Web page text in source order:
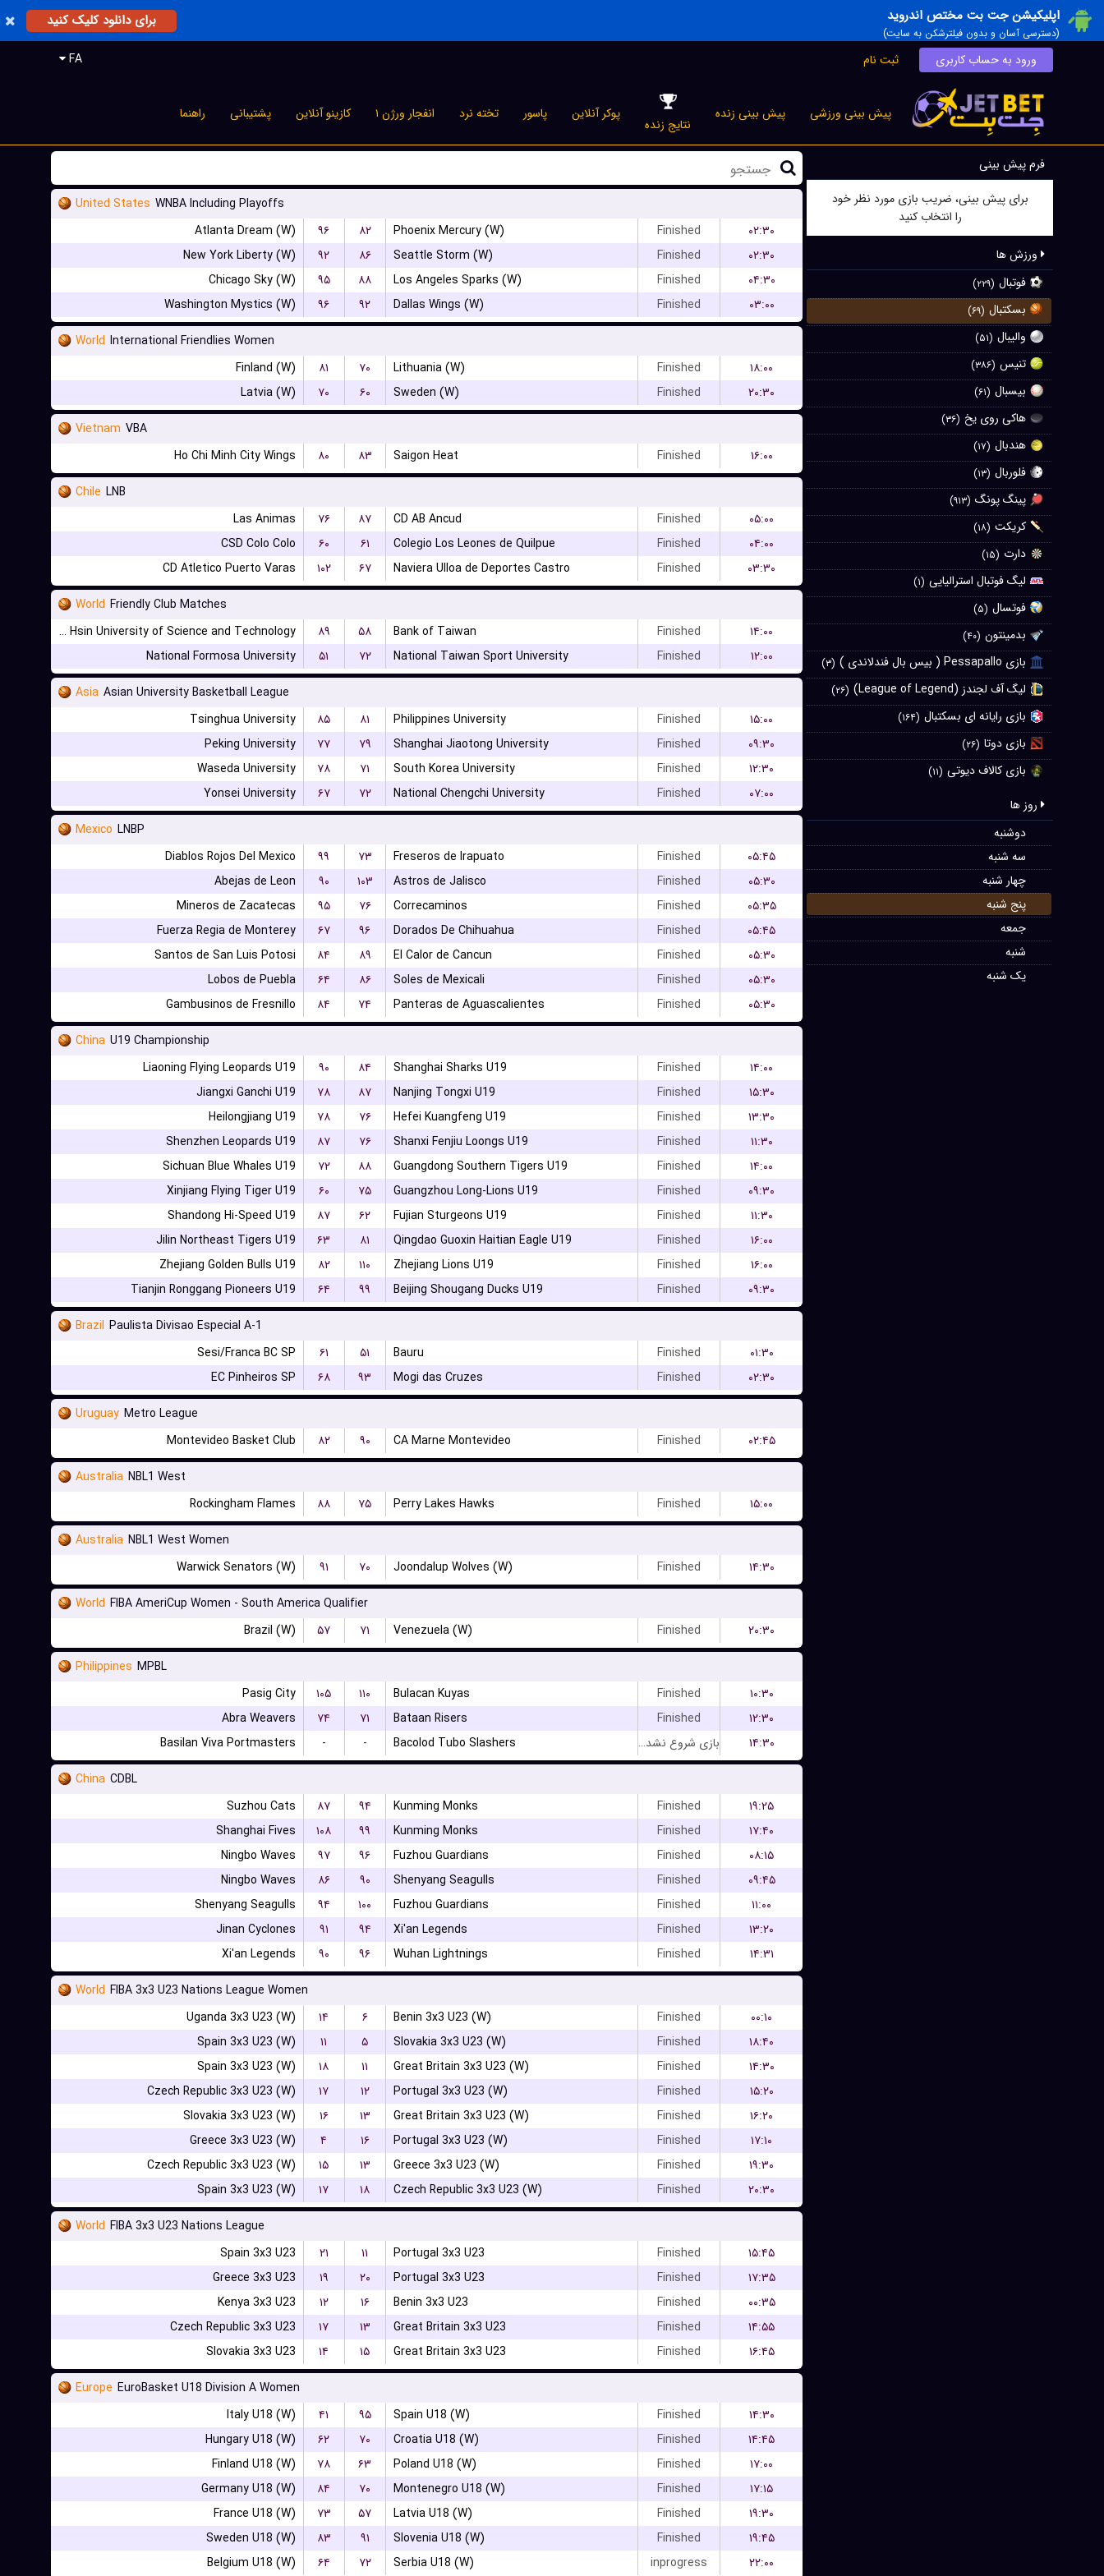
اپلیکیشن جت بت مختص اندروید
(دسترسی آسان و بدون فیلترشکن به سایت)
برای دانلود کلیک کنید
FA ورود به حساب کاربری ثبت نام
پیش بینی ورزشی پیش بینی زنده
نتایج زنده
پوکر آنلاین پاسور تخته نرد انفجار ورژن ۱ کازینو آنلاین پشتیبانی راهنما
فرم پیش بینی
برای پیش بینی، ضریب بازی مورد نظر خود
را انتخاب کنید
ورزش ها
فوتبال (۲۲۹)
بسکتبال (۶۹)
والیبال (۵۱)
تنیس (۳۸۶)
بیسبال (۶۱)
هاکی روی یخ (۳۶)
هندبال (۱۷)
فلوربال (۱۳)
پینگ پونگ (۹۱۳)
کریکت (۱۸)
دارت (۱۵)
لیگ فوتبال استرالیایی (۱)
فوتسال (۵)
بدمینتون (۴۰)
بازی Pessapallo ( بیس بال فندلاندی ) (۳)
لیگ آف لجندز (League of Legend) (۲۶)
بازی رایانه ای بسکتبال (۱۶۴)
بازی دوتا (۲۶)
بازی کالاف دیوتی (۱۱)
روز ها
دوشنبه
سه شنبه
چهار شنبه
پنج شنبه
جمعه
شنبه
یک شنبه
United States WNBA Including Playoffs
Atlanta Dream (W)
۹۶ ۸۲ Phoenix Mercury (W) Finished
۰۲:۳۰
New York Liberty (W)
۹۲ ۸۶ Seattle Storm (W) Finished
۰۲:۳۰
Chicago Sky (W)
۹۵ ۸۸ Los Angeles Sparks (W) Finished
۰۴:۳۰
Washington Mystics (W)
۹۶ ۹۲ Dallas Wings (W) Finished
۰۳:۰۰
World International Friendlies Women
Finland (W)
۸۱ ۷۰ Lithuania (W) Finished
۱۸:۰۰
Latvia (W)
۷۰ ۶۰ Sweden (W) Finished
۲۰:۳۰
Vietnam VBA
Ho Chi Minh City Wings
۸۰ ۸۳ Saigon Heat Finished
۱۶:۰۰
Chile LNB
Las Animas
۷۶ ۸۷ CD AB Ancud Finished
۰۵:۰۰
CSD Colo Colo
۶۰ ۶۱ Colegio Los Leones de Quilpue Finished
۰۴:۰۰
CD Atletico Puerto Varas
۱۰۲ ۶۷ Naviera Ulloa de Deportes Castro Finished
۰۳:۳۰
World Friendly Club Matches
Chien Hsin University of Science and Technology
۸۹ ۵۸ Bank of Taiwan Finished
۱۴:۰۰
National Formosa University
۵۱ ۷۲ National Taiwan Sport University Finished
۱۲:۰۰
Asia Asian University Basketball League
Tsinghua University
۸۵ ۸۱ Philippines University Finished
۱۵:۰۰
Peking University
۷۷ ۷۹ Shanghai Jiaotong University Finished
۰۹:۳۰
Waseda University
۷۸ ۷۱ South Korea University Finished
۱۲:۳۰
Yonsei University
۶۷ ۷۲ National Chengchi University Finished
۰۷:۰۰
Mexico LNBP
Diablos Rojos Del Mexico
۹۹ ۷۳ Freseros de Irapuato Finished
۰۵:۴۵
Abejas de Leon
۹۰ ۱۰۳ Astros de Jalisco Finished
۰۵:۳۰
Mineros de Zacatecas
۹۵ ۷۶ Correcaminos Finished
۰۵:۳۵
Fuerza Regia de Monterey
۶۷ ۹۶ Dorados De Chihuahua Finished
۰۵:۴۵
Santos de San Luis Potosi
۸۴ ۸۹ El Calor de Cancun Finished
۰۵:۳۰
Lobos de Puebla
۶۴ ۸۶ Soles de Mexicali Finished
۰۵:۳۰
Gambusinos de Fresnillo
۸۴ ۷۴ Panteras de Aguascalientes Finished
۰۵:۳۰
China U19 Championship
Liaoning Flying Leopards U19
۹۰ ۸۴ Shanghai Sharks U19 Finished
۱۴:۰۰
Jiangxi Ganchi U19
۷۸ ۸۷ Nanjing Tongxi U19 Finished
۱۵:۳۰
Heilongjiang U19
۷۸ ۷۶ Hefei Kuangfeng U19 Finished
۱۳:۳۰
Shenzhen Leopards U19
۸۷ ۷۶ Shanxi Fenjiu Loongs U19 Finished
۱۱:۳۰
Sichuan Blue Whales U19
۷۲ ۸۸ Guangdong Southern Tigers U19 Finished
۱۴:۰۰
Xinjiang Flying Tiger U19
۶۰ ۷۵ Guangzhou Long-Lions U19 Finished
۰۹:۳۰
Shandong Hi-Speed U19
۸۷ ۶۲ Fujian Sturgeons U19 Finished
۱۱:۳۰
Jilin Northeast Tigers U19
۶۳ ۸۱ Qingdao Guoxin Haitian Eagle U19 Finished
۱۶:۰۰
Zhejiang Golden Bulls U19
۸۲ ۱۱۰ Zhejiang Lions U19 Finished
۱۶:۰۰
Tianjin Ronggang Pioneers U19
۶۴ ۹۹ Beijing Shougang Ducks U19 Finished
۰۹:۳۰
Brazil Paulista Divisao Especial A-1
Sesi/Franca BC SP
۶۱ ۵۱ Bauru Finished
۰۱:۳۰
EC Pinheiros SP
۶۸ ۹۳ Mogi das Cruzes Finished
۰۲:۳۰
Uruguay Metro League
Montevideo Basket Club
۸۲ ۹۰ CA Marne Montevideo Finished
۰۲:۴۵
Australia NBL1 West
Rockingham Flames
۸۸ ۷۵ Perry Lakes Hawks Finished
۱۵:۰۰
Australia NBL1 West Women
Warwick Senators (W)
۹۱ ۷۰ Joondalup Wolves (W) Finished
۱۴:۳۰
World FIBA AmeriCup Women - South America Qualifier
Brazil (W)
۵۷ ۷۱ Venezuela (W) Finished
۲۰:۳۰
Philippines MPBL
Pasig City
۱۰۵ ۱۱۰ Bulacan Kuyas Finished
۱۰:۳۰
Abra Weavers
۷۴ ۷۱ Bataan Risers Finished
۱۲:۳۰
Basilan Viva Portmasters
- - Bacolod Tubo Slashers بازی شروع نشده است
۱۴:۳۰
China CDBL
Suzhou Cats
۸۷ ۹۴ Kunming Monks Finished
۱۹:۲۵
Shanghai Fives
۱۰۸ ۹۹ Kunming Monks Finished
۱۷:۴۰
Ningbo Waves
۹۷ ۹۶ Fuzhou Guardians Finished
۰۸:۱۵
Ningbo Waves
۸۶ ۹۰ Shenyang Seagulls Finished
۰۹:۴۵
Shenyang Seagulls
۹۴ ۱۰۰ Fuzhou Guardians Finished
۱۱:۰۰
Jinan Cyclones
۹۱ ۹۴ Xi'an Legends Finished
۱۳:۲۰
Xi'an Legends
۹۰ ۹۶ Wuhan Lightnings Finished
۱۴:۳۱
World FIBA 3x3 U23 Nations League Women
Uganda 3x3 U23 (W)
۱۴ ۶ Benin 3x3 U23 (W) Finished
۰۰:۱۰
Spain 3x3 U23 (W)
۱۱ ۵ Slovakia 3x3 U23 (W) Finished
۱۸:۴۰
Spain 3x3 U23 (W)
۱۸ ۱۱ Great Britain 3x3 U23 (W) Finished
۱۴:۳۰
Czech Republic 3x3 U23 (W)
۱۷ ۱۲ Portugal 3x3 U23 (W) Finished
۱۵:۲۰
Slovakia 3x3 U23 (W)
۱۶ ۱۳ Great Britain 3x3 U23 (W) Finished
۱۶:۲۰
Greece 3x3 U23 (W)
۴ ۱۶ Portugal 3x3 U23 (W) Finished
۱۷:۱۰
Czech Republic 3x3 U23 (W)
۱۵ ۱۳ Greece 3x3 U23 (W) Finished
۱۹:۳۰
Spain 3x3 U23 (W)
۱۷ ۱۸ Czech Republic 3x3 U23 (W) Finished
۲۰:۳۰
World FIBA 3x3 U23 Nations League
Spain 3x3 U23
۲۱ ۱۱ Portugal 3x3 U23 Finished
۱۵:۴۵
Greece 3x3 U23
۱۹ ۲۰ Portugal 3x3 U23 Finished
۱۷:۳۵
Kenya 3x3 U23
۱۲ ۱۶ Benin 3x3 U23 Finished
۰۰:۳۵
Czech Republic 3x3 U23
۱۷ ۱۳ Great Britain 3x3 U23 Finished
۱۴:۵۵
Slovakia 3x3 U23
۱۴ ۱۵ Great Britain 3x3 U23 Finished
۱۶:۴۵
Europe EuroBasket U18 Division A Women
Italy U18 (W)
۴۱ ۹۵ Spain U18 (W) Finished
۱۴:۳۰
Hungary U18 (W)
۶۲ ۷۰ Croatia U18 (W) Finished
۱۴:۴۵
Finland U18 (W)
۷۸ ۶۳ Poland U18 (W) Finished
۱۷:۰۰
Germany U18 (W)
۸۴ ۷۰ Montenegro U18 (W) Finished
۱۷:۱۵
France U18 (W)
۷۳ ۵۷ Latvia U18 (W) Finished
۱۹:۳۰
Sweden U18 (W)
۸۳ ۹۱ Slovenia U18 (W) Finished
۱۹:۴۵
Belgium U18 (W)
۶۴ ۷۲ Serbia U18 (W) inprogress ۲۲:۰۰